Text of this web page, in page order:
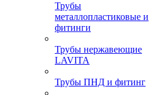
Трубы
металлопластиковые и
фитинги
Трубы нержавеющие
LAVITA
Трубы ПНД и фитинг